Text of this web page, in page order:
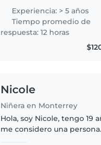
edades,principalmente con
bebes y niños en edades
soy una persona
responsable,cariñosa,y
Experiencia: > 5 años
Tiempo promedio de
respuesta: 12 horas
Nicole
Niñera en Monterrey
Hola, soy Nicole, tengo 19
me considero una persona